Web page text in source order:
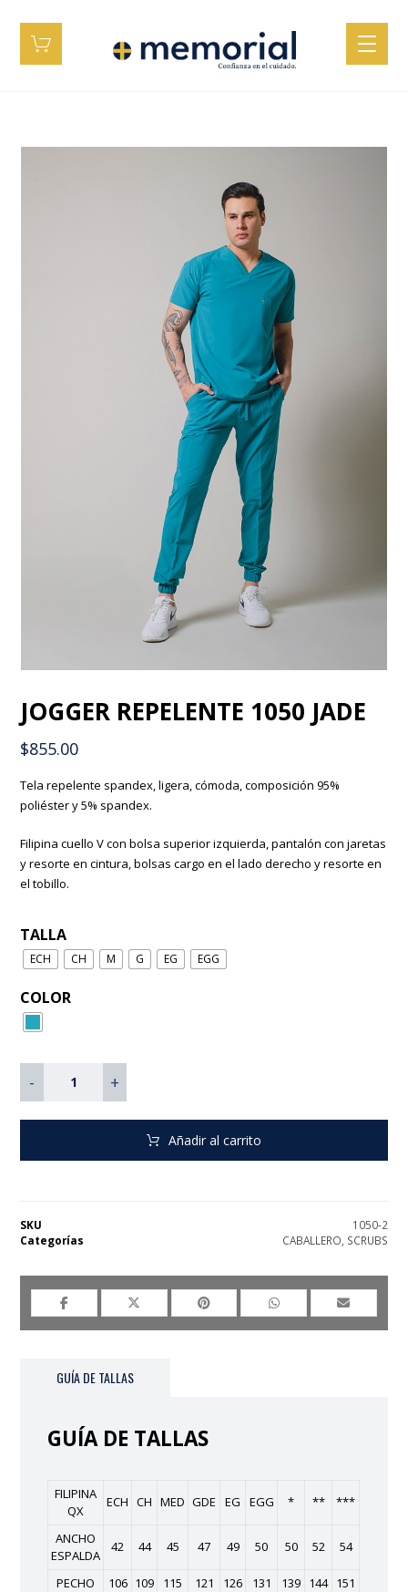
JOGGER REPELENTE 1050 JADE
$855.00
Tela repelente spandex, ligera, cómoda, composición 95%
poliéster y 5% spandex.
Filipina cuello V con bolsa superior izquierda, pantalón con jaretas
y resorte en cintura, bolsas cargo en el lado derecho y resorte en
el tobillo.
TALLA
ECH CH M G EG EGG
COLOR
- +
Añadir al carrito
SKU
1050-2
Categorías
CABALLERO, SCRUBS
GUÍA DE TALLAS
GUÍA DE TALLAS
FILIPINA
QX
ECH CH MED GDE EG EGG * ** ***
ANCHO
ESPALDA
42 44 45 47 49 50 50 52 54
PECHO 106 109 115 121 126 131 139 144 151